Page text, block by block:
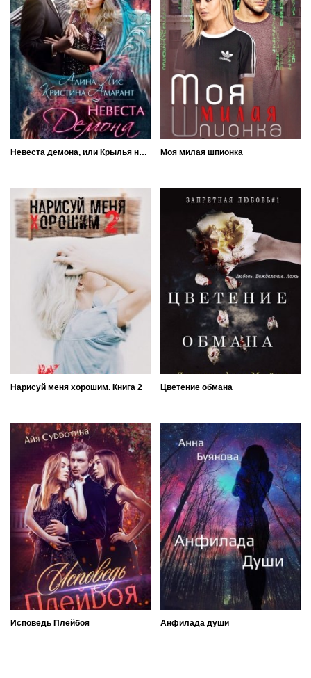
Невеста демона, или Крылья на двоих Моя милая шпионка
Нарисуй меня хорошим. Книга 2 Цветение обмана
Исповедь Плейбоя Анфилада души